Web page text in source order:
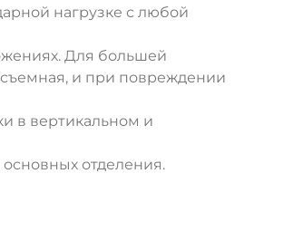
нагрузке с любой
Для большей
и при повреждении
в вертикальном и
отделения.